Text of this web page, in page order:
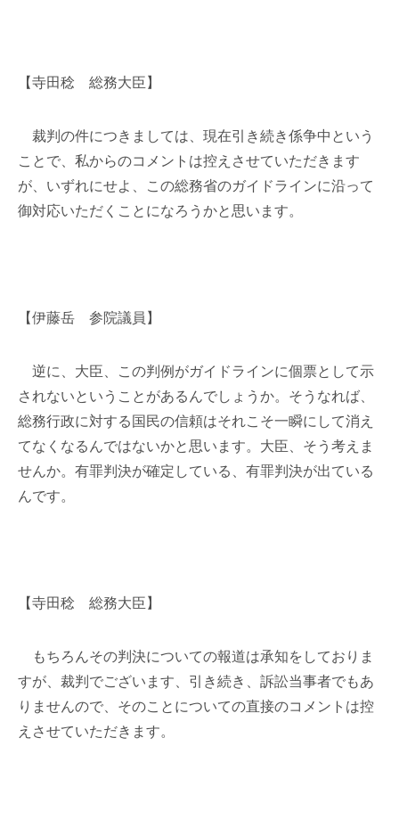
【寺田稔 総務大臣】
裁判の件につきましては、現在引き続き係争中という
ことで、私からのコメントは控えさせていただきます
が、いずれにせよ、この総務省のガイドラインに沿って
御対応いただくことになろうかと思います。
【伊藤岳 参院議員】
逆に、大臣、この判例がガイドラインに個票として示
されないということがあるんでしょうか。そうなれば、
総務行政に対する国民の信頼はそれこそ一瞬にして消え
てなくなるんではないかと思います。大臣、そう考えま
せんか。有罪判決が確定している、有罪判決が出ている
んです。
【寺田稔 総務大臣】
もちろんその判決についての報道は承知をしておりま
すが、裁判でございます、引き続き、訴訟当事者でもあ
りませんので、そのことについての直接のコメントは控
えさせていただきます。